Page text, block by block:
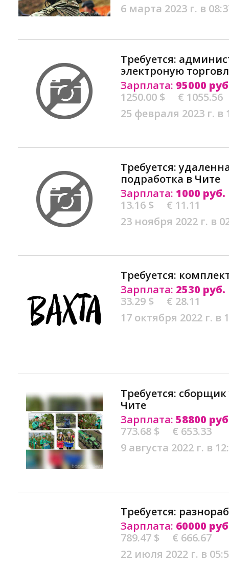
6 марта 2023 г. в
Требуется:
электроную
Зарплата: 95000
1250.00 $
€ 1055.56
25 февраля 2023 г. в
Требуется:
подработка в Чите
Зарплата: 1000 руб.
13.16 $
€ 11.11
23 ноября 2022 г. в
Требуется:
Зарплата: 2530 руб.
33.29 $
€ 28.11
17 октября 2022 г. в
Требуется:
Чите
Зарплата: 58800
773.68 $
€ 653.33
9 августа 2022 г. в
Требуется:
Зарплата: 60000
789.47 $
€ 666.67
22 июля 2022 г. в